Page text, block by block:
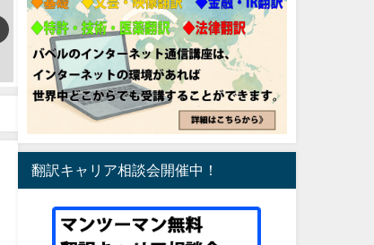
翻訳キャリア相談会開催中！